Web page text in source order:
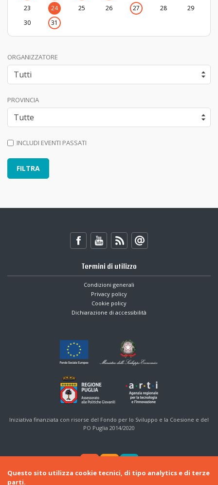
23
24 25 26 27 28
29
30
31
ORGANIZZATORE
PROVINCIA
INCLUDI EVENTI PASSATI
Termini di utilizzo
Condizioni generali
Privacy policy
Cookie policy
Dichiarazione di accessibilità
Iniziativa finanziata con risorse del Fondo per lo Sviluppo e la Coesione e del
PO Puglia 2014/2020
Questo sito utilizza cookie tecnici, di tipo analytics e di terze
parti.